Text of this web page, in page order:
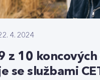
4. 2024
z 10
se službami